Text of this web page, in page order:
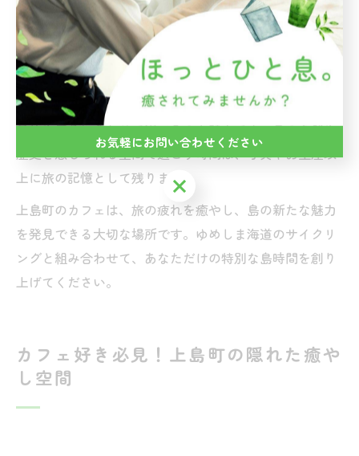
ー、そして何よりも人の温かさが、旅の思い出をより深
いものにしてくれます。
例えば、読書やおしゃべりを楽しむ静かなカフェや、サ
イクリスト同士が情報交換できる活気あるカフェなど、
目的や気分に合わせて選べるのも魅力です。島の自然や
歴史を感じられる空間で過ごす時間は、写真やお土産以
上に旅の記憶として残ります。
上島町のカフェは、旅の疲れを癒やし、島の新たな魅力
を発見できる大切な場所です。ゆめしま海道のサイクリ
ングと組み合わせて、あなただけの特別な島時間を創り
上げてください。
カフェ好き必見！上島町の隠れた癒や
し空間
お気軽にお問い合わせください
お気軽にお問い合わせください